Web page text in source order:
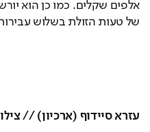
של טעות הזולת בשלוש עבירות
עזרא סיידוף (ארכיון) //